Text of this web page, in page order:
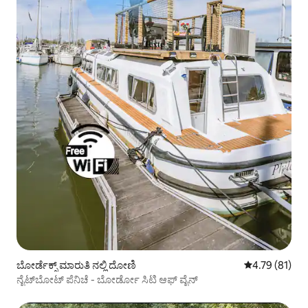
ಬೋರ್ಡೆಕ್ಸ್ ಮಾರುತಿ ನಲ್ಲಿ ದೋಣಿ 5 ರಲ್ಲಿ 4.79
4.79 (81)
ನೈಟ್‌ಬೋಟ್ ಪೆನಿಚೆ - ಬೋರ್ಡೋ ಸಿಟಿ ಆಫ್ ವೈನ್